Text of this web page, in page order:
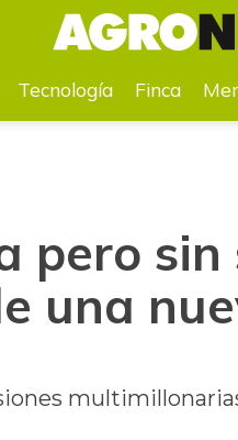
una nueva empresa de cannabis
Tecnología Finca
pero sin
una